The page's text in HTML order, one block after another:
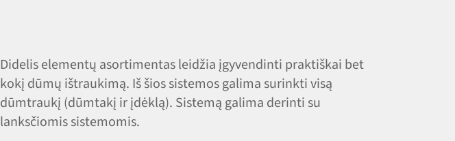
Didelis elementų asortimentas leidžia įgyvendinti praktiškai bet
kokį dūmų ištraukimą. Iš šios sistemos galima surinkti visą
dūmtraukį (dūmtakį ir įdėklą). Sistemą galima derinti su
lanksčiomis sistemomis.